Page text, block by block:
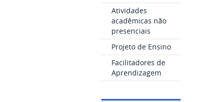
Atividades
acadêmicas não
presenciais
Projeto de Ensino
Facilitadores de
Aprendizagem